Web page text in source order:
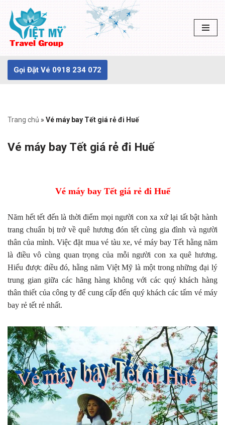
Chuyển
tới
dung
Gọi Đặt Vé 0918 234 072
Trang chủ » Vé máy bay Tết giá rẻ đi Huế
Vé máy bay Tết giá rẻ đi Huế
Vé máy bay Tết giá rẻ đi Huế
Năm hết tết đến là thời điểm mọi người con xa xứ lại tất bật hành
trang chuẩn bị trở về quê hương đón tết cùng gia đình và người
thân của mình. Việc đặt mua vé tàu xe, vé máy bay Tết hằng năm
là điều vô cùng quan trọng của mỗi người con xa quê hương.
Hiểu được điều đó, hằng năm Việt Mỹ là một trong những đại lý
trung gian giữa các hãng hàng không với các quý khách hàng
thân thiết của công ty để cung cấp đến quý khách các tấm vé máy
bay rẻ tết rẻ nhất.